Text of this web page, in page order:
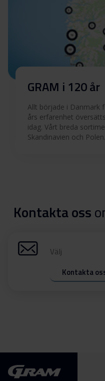
GRAM i 120 år
Allt började i Danmark
års erfarenhet
idag. Vårt breda
Skandinavien och Polen.
Kontakta oss
Välj
Kontakta